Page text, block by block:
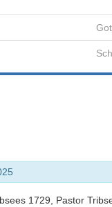
1729, Pastor